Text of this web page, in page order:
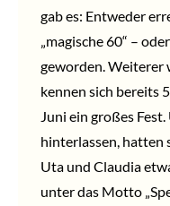
gab es: Entweder
„magische 60“ –
geworden. Weiterer
kennen sich bereits
Juni ein großes
hinterlassen, hatten
Uta und Claudia
unter das Motto